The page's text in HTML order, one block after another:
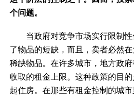
个问题。
当政府对竞争市场实行限制
了物品的短缺，而且，卖者必然
稀缺物品。在许多城市，地方政
收取的租金上限。这种政策的目
起住房。在那些有租金控制的城